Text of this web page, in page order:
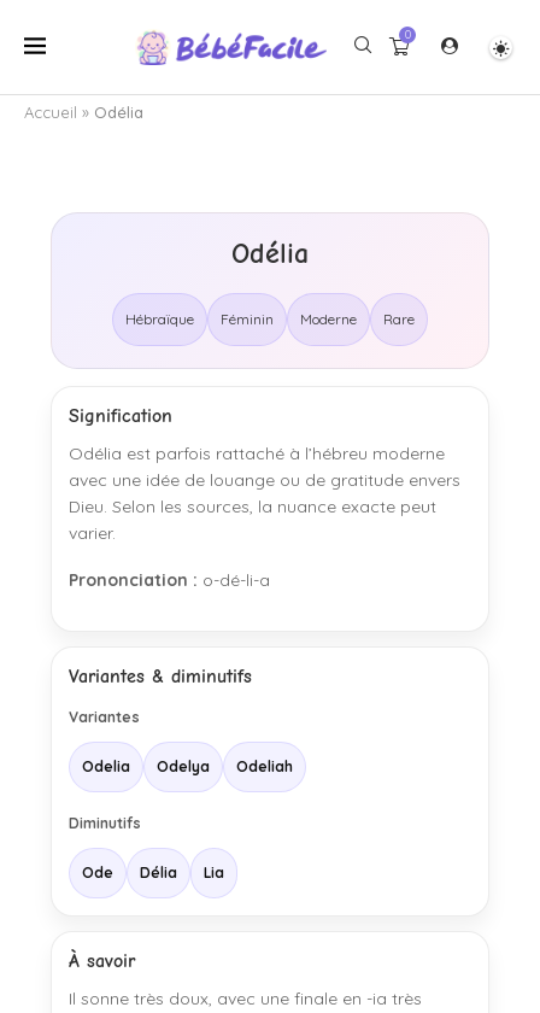
0
Accueil » Odélia
Odélia
Hébraïque Féminin Moderne Rare
Signification
Odélia est parfois rattaché à l’hébreu moderne
avec une idée de louange ou de gratitude envers
Dieu. Selon les sources, la nuance exacte peut
varier.
Prononciation : o-dé-li-a
Variantes & diminutifs
Variantes
Odelia Odelya Odeliah
Diminutifs
Ode Délia Lia
À savoir
Il sonne très doux, avec une finale en -ia très